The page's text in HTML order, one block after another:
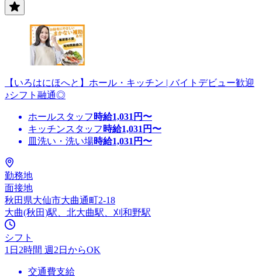
【いろはにほへと】ホール・キッチン | バイトデビュー歓迎
♪シフト融通◎
ホールスタッフ 時給1,031 円〜
キッチンスタッフ 時給1,031 円〜
皿洗い・洗い場時給1,031 円〜
勤務地
面接地
秋田県大仙市大曲通町2-18
大曲(秋田)駅、北大曲駅、刈和野駅
シフト
1日2時間 週2日からOK
交通費支給